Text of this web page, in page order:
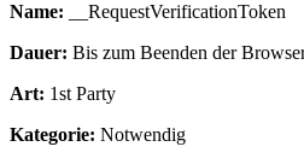
Name: __RequestVerificationToken
Dauer: Bis zum Beenden der
Art: 1st Party
Kategorie: Notwendig